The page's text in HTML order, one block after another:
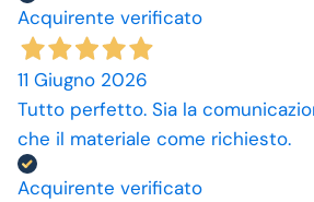
Acquirente verificato
11 Giugno 2026
Tutto perfetto. Sia la
che il materiale come richiesto.
Acquirente verificato